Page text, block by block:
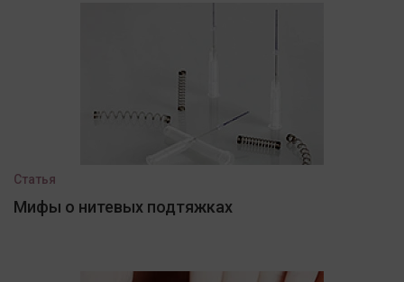
Статья
Мифы о нитевых подтяжках